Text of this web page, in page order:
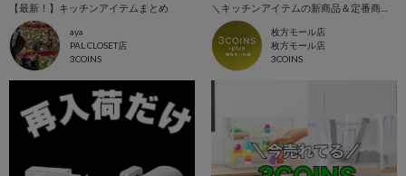
【最新！】キッチンアイテムまとめ
aya
PAL CLOSET店
3COINS
＼キッチンアイテムの新商品＆定番商品をご紹介！／
枚方モール店
枚方モール店
3COINS